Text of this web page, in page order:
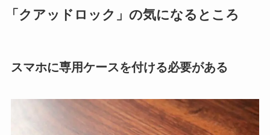
「クアッドロック」の気になるところ
スマホに専用ケースを付ける必要がある